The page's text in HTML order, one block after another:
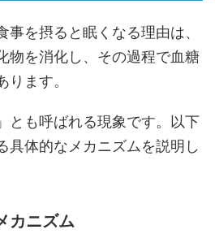
事を摂ると眠くなる理由は、
物を消化し、その過程で血糖
ます。
とも呼ばれる現象です。以下
具体的なメカニズムを説明し
カニズム